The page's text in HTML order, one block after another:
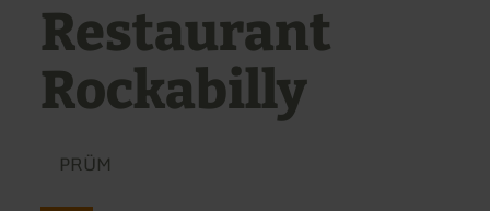
Restaurant
Rockabilly
PRÜM